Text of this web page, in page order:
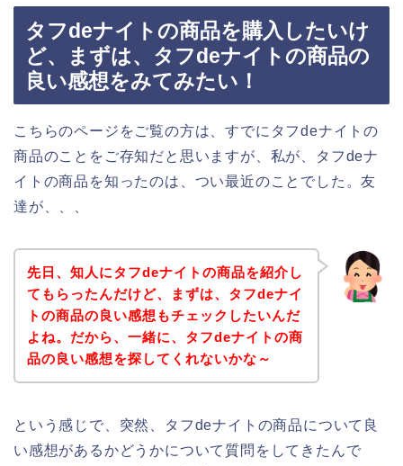
タフdeナイトの商品を購入したいけ
ど、まずは、タフdeナイトの商品の
良い感想をみてみたい！
こちらのページをご覧の方は、すでにタフdeナイトの
商品のことをご存知だと思いますが、私が、タフdeナ
イトの商品を知ったのは、つい最近のことでした。友
達が、、、
先日、知人にタフdeナイトの商品を紹介し
てもらったんだけど、まずは、タフdeナイ
トの商品の良い感想もチェックしたいんだ
よね。だから、一緒に、タフdeナイトの商
品の良い感想を探してくれないかな～
という感じで、突然、タフdeナイトの商品について良
い感想があるかどうかについて質問をしてきたんで